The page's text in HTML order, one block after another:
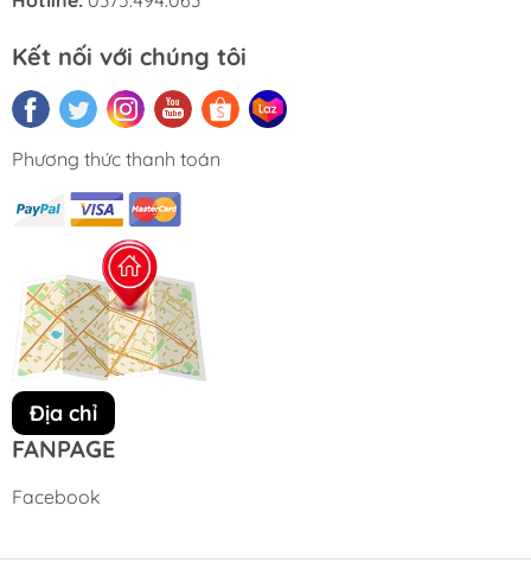
Kết nối với chúng tôi
Phương thức thanh toán
Địa chỉ
FANPAGE
Facebook